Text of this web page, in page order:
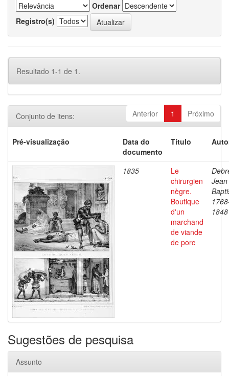
Ordenar
Registro(s)
Resultado 1-1 de 1.
Anterior 1 Próximo
Conjunto de itens:
Pré-visualização
Data do
documento
Título
1835
Le
chirurgien
nègre.
Boutique
d'un
marchand
de viande
de porc
Jean
1848
Sugestões de pesquisa
Assunto